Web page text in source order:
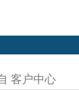
客户中心